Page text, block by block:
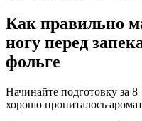
Как правильно
ногу перед
фольге
Начинайте подготовку за
хорошо пропиталось